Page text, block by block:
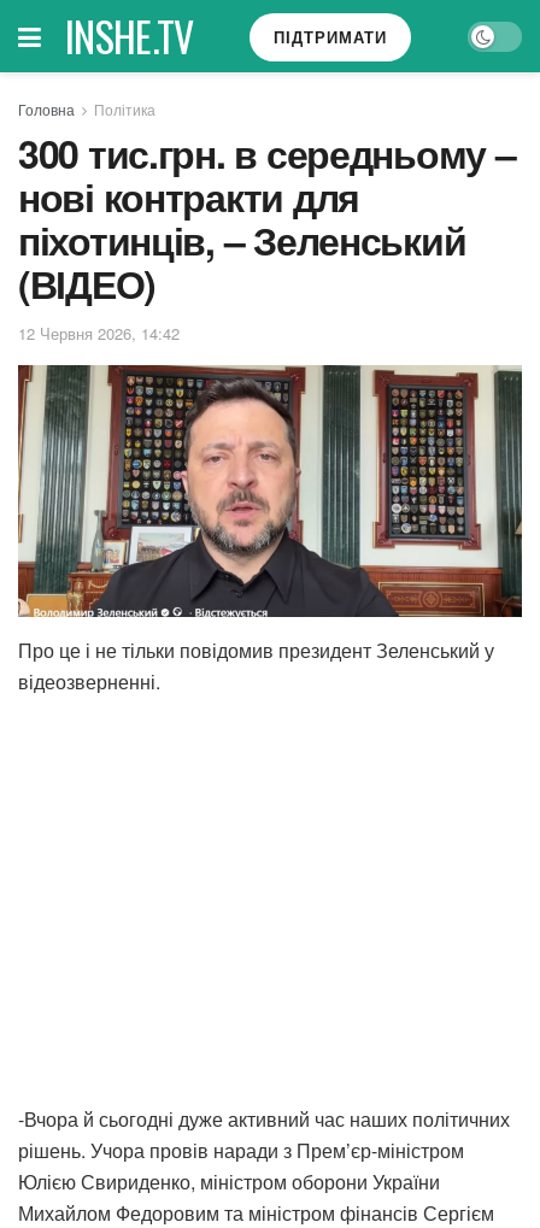
INSHE.TV ПІДТРИМАТИ
Головна Політика
300 тис.грн. в середньому –
нові контракти для
піхотинців, – Зеленський
(ВІДЕО)
12 Червня 2026, 14:42
Про це і не тільки повідомив президент Зеленський у
відеозверненні.
-Вчора й сьогодні дуже активний час наших політичних
рішень. Учора провів наради з Прем’єр-міністром
Юлією Свириденко, міністром оборони України
Михайлом Федоровим та міністром фінансів Сергієм